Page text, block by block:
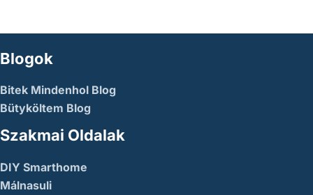
Blogok
Bitek Mindenhol Blog
Bütyköltem Blog
Szakmai Oldalak
DIY Smarthome
Málnasuli